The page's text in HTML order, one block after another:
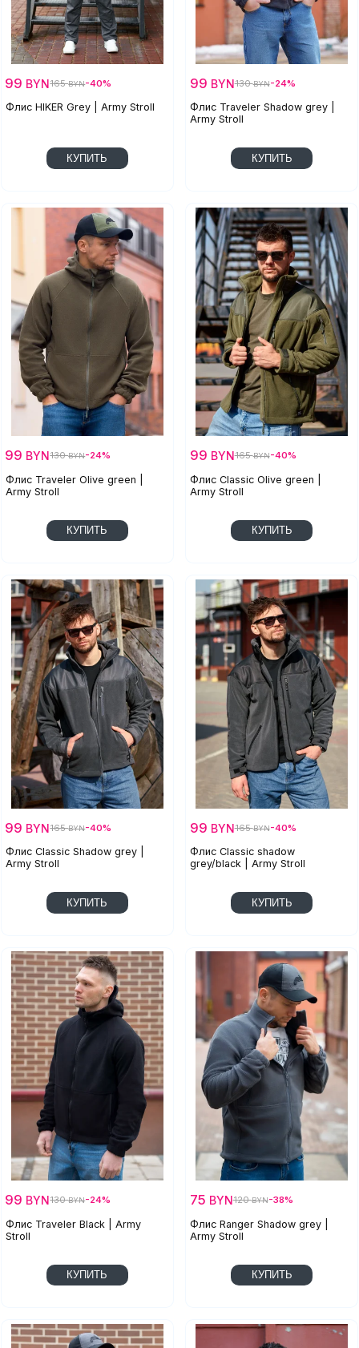
Флис HIKER Grey | Army Stroll
99 BYN165BYN-40%
КУПИТЬ
Флис Traveler Shadow grey |
Army Stroll
99 BYN130BYN-24%
КУПИТЬ
Флис Traveler Olive green |
Army Stroll
99 BYN130BYN-24%
КУПИТЬ
Флис Classic Olive green |
Army Stroll
99 BYN165BYN-40%
КУПИТЬ
Флис Classic Shadow grey |
Army Stroll
99 BYN165BYN-40%
КУПИТЬ
Флис Classic shadow
grey/black | Army Stroll
99 BYN165BYN-40%
КУПИТЬ
Флис Traveler Black | Army
Stroll
99 BYN130BYN-24%
КУПИТЬ
Флис Ranger Shadow grey |
Army Stroll
75 BYN120BYN-38%
КУПИТЬ